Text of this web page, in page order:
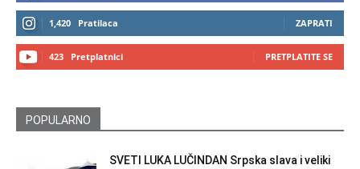
1,420 Pratilaca ZAPRATI
423 Pretplatnici PRETPLATITE SE
POPULARNO
SVETI LUKA LUČINDAN Srpska slava i veliki